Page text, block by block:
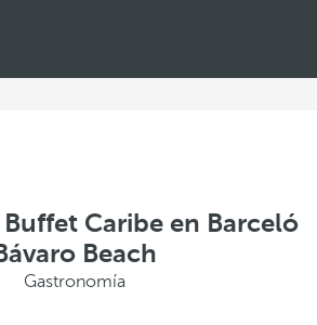
Caribe en Barceló
Beach
Gastronomía